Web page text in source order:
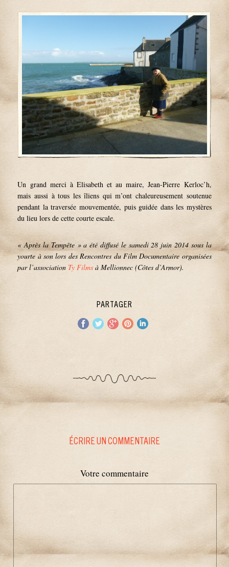
Un grand merci à Elisabeth et au maire, Jean-Pierre Kerloc’h,
mais aussi à tous les îliens qui m’ont chaleureusement soutenue
pendant la traversée mouvementée, puis guidée dans les mystères
du lieu lors de cette courte escale.
« Après la Tempête » a été diffusé le samedi 28 juin 2014 sous la
yourte à son lors des Rencontres du Film Documentaire organisées
par l’association Ty Films à Mellionnec (Côtes d’Armor).
PARTAGER
ÉCRIRE UN COMMENTAIRE
Votre commentaire